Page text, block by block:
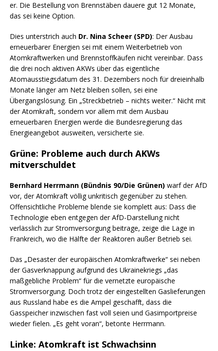
er. Die Bestellung von Brennstäben dauere gut 12 Monate,
das sei keine Option.
Dies unterstrich auch Dr. Nina Scheer (SPD): Der Ausbau
erneuerbarer Energien sei mit einem Weiterbetrieb von
Atomkraftwerken und Brennstoffkäufen nicht vereinbar. Dass
die drei noch aktiven AKWs über das eigentliche
Atomausstiegsdatum des 31. Dezembers noch für dreieinhalb
Monate länger am Netz bleiben sollen, sei eine
Übergangslösung. Ein „Streckbetrieb – nichts weiter.“ Nicht mit
der Atomkraft, sondern vor allem mit dem Ausbau
erneuerbaren Energien werde die Bundesregierung das
Energieangebot ausweiten, versicherte sie.
Grüne: Probleme auch durch AKWs
mitverschuldet
Bernhard Herrmann (Bündnis 90/Die Grünen) warf der AfD
vor, der Atomkraft völlig unkritisch gegenüber zu stehen.
Offensichtliche Probleme blende sie komplett aus: Dass die
Technologie eben entgegen der AfD-Darstellung nicht
verlässlich zur Stromversorgung beitrage, zeige die Lage in
Frankreich, wo die Hälfte der Reaktoren außer Betrieb sei.
Das „Desaster der europäischen Atomkraftwerke“ sei neben
der Gasverknappung aufgrund des Ukrainekriegs „das
maßgebliche Problem“ für die vernetzte europäische
Stromversorgung. Doch trotz der eingestellten Gaslieferungen
aus Russland habe es die Ampel geschafft, dass die
Gasspeicher inzwischen fast voll seien und Gasimportpreise
wieder fielen. „Es geht voran“, betonte Herrmann.
Linke: Atomkraft ist Schwachsinn